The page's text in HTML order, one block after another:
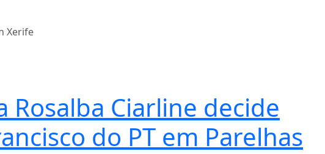
Xerife
Rosalba Ciarline decide
do PT em Parelhas